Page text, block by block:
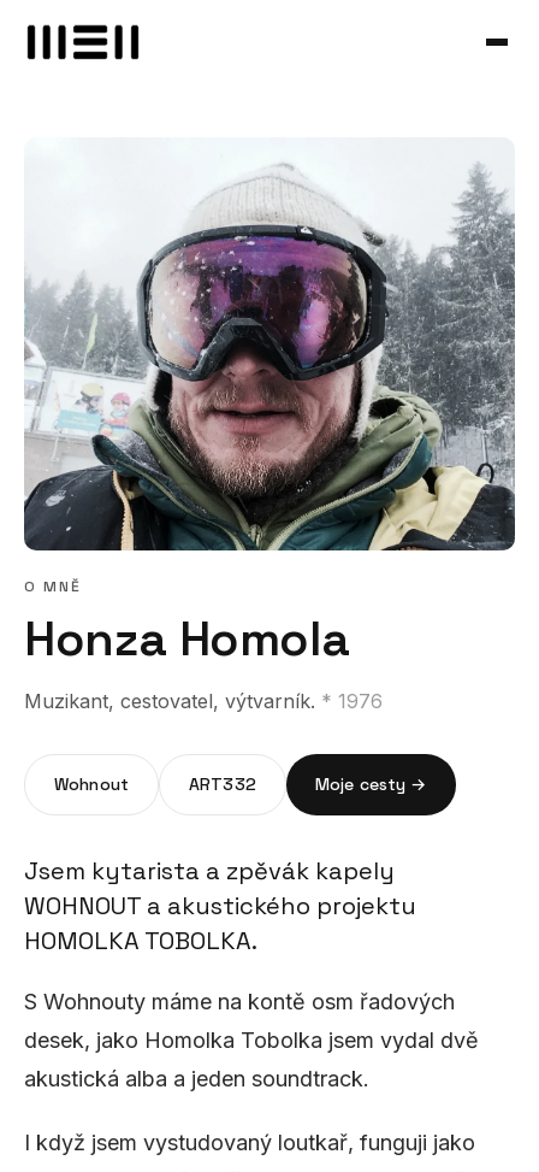
O MNĚ
Honza Homola
Muzikant, cestovatel, výtvarník. * 1976
Wohnout ART332 Moje cesty →
Jsem kytarista a zpěvák kapely
WOHNOUT a akustického projektu
HOMOLKA TOBOLKA.
S Wohnouty máme na kontě osm řadových
desek, jako Homolka Tobolka jsem vydal dvě
akustická alba a jeden soundtrack.
I když jsem vystudovaný loutkař, funguji jako